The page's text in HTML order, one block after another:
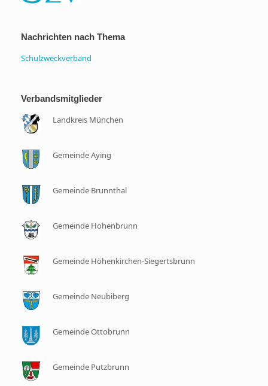
Nachrichten nach Thema
Schulzweckverband
Verbandsmitglieder
Landkreis München
Gemeinde Aying
Gemeinde Brunnthal
Gemeinde Hohenbrunn
Gemeinde Höhenkirchen-Siegertsbrunn
Gemeinde Neubiberg
Gemeinde Ottobrunn
Gemeinde Putzbrunn